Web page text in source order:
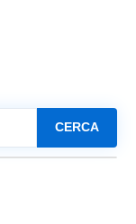
CERCA